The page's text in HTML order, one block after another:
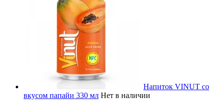
Напиток VINUT со
вкусом папайи 330 мл Нет в наличии